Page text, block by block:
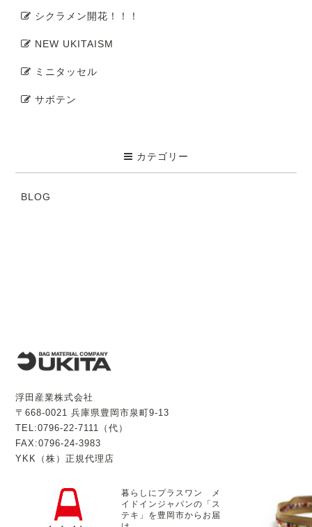
シクラメン開花！！！
NEW UKITAISM
ミニタッセル
サボテン
カテゴリー
BLOG
浮田産業株式会社
〒668-0021 兵庫県豊岡市泉町9-13
TEL:0796-22-7111（代）
FAX:0796-24-3983
YKK（株）正規代理店
暮らしにプラスワン メ
イドインジャパンの「ス
テキ」を豊岡市からお届